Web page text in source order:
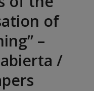
of
–
/